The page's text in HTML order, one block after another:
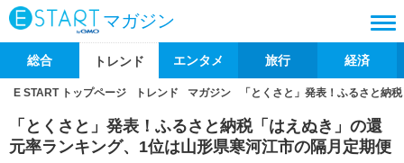
マガジン
総合 トレンド エンタメ 旅行 経済
E START トップページ トレンド マガジン 「とくさと」発表！ふるさと納
「とくさと」発表！ふるさと納税「はえぬき」の還
元率ランキング、1位は山形県寒河江市の隔月定期便